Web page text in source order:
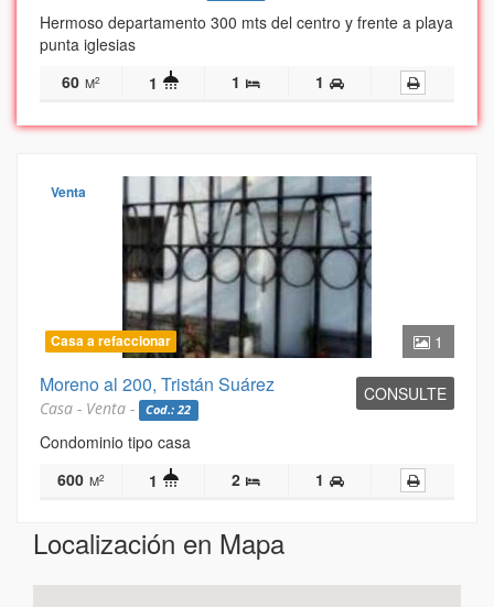
Hermoso departamento 300 mts del centro y frente a playa
punta iglesias
60 M2 1 1 1
1
Venta
Casa a refaccionar
CONSULTE
Moreno al 200, Tristán Suárez
Casa - Venta - Cod.: 22
Condominio tipo casa
600 M2 1 2 1
Localización en Mapa